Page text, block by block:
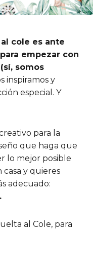
al cole es ante
empezar con
somos
inspiramos y
especial. Y
para la
que haga que
lo mejor posible
casa y quieres
adecuado:
al Cole, para